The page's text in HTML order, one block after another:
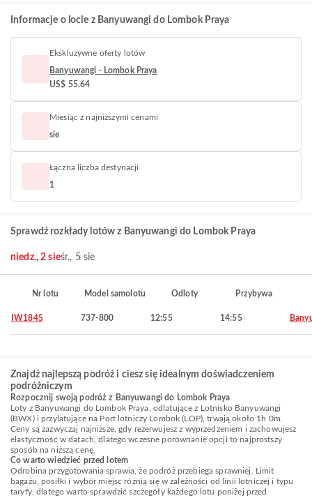
Informacje o locie z Banyuwangi do Lombok Praya
Ekskluzywne oferty lotów
Banyuwangi - Lombok Praya
US$ 55.64
Miesiąc z najniższymi cenami
sie
Łączna liczba destynacji
1
Sprawdź rozkłady lotów z Banyuwangi do Lombok Praya
niedz., 2 sieśr., 5 sie
Nr lotu Model samolotu Odloty Przybywa
IW1845 737-800 12:55 14:55
Znajdź najlepszą podróż i ciesz się idealnym doświadczeniem
podróżniczym
Rozpocznij swoją podróż z Banyuwangi do Lombok Praya
Loty z Banyuwangi do Lombok Praya, odlatujące z Lotnisko Banyuwangi
(BWX) i przylatujące na Port lotniczy Lombok (LOP), trwają około 1h 0m.
Ceny są zazwyczaj najniższe, gdy rezerwujesz z wyprzedzeniem i zachowujesz
elastyczność w datach, dlatego wczesne porównanie opcji to najprostszy
sposób na niższą cenę.
Co warto wiedzieć przed lotem
Odrobina przygotowania sprawia, że podróż przebiega sprawniej. Limit
bagażu, posiłki i wybór miejsc różnią się w zależności od linii lotniczej i typu
taryfy, dlatego warto sprawdzić szczegóły każdego lotu poniżej przed